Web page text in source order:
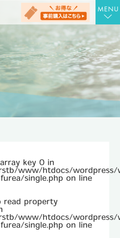
さんの湯
処 さん膳
設 にんじむ
問合せ
知らせ
key 0 in
www/htdocs/wordpress/
single.php on line
read property
www/htdocs/wordpress/
single.php on line